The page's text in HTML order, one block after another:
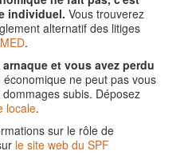
individuel. Vous trouverez
alternatif des litiges
.
et vous avez perdu
économique ne peut pas vous
subis. Déposez
locale.
sur le rôle de
le site web du SPF